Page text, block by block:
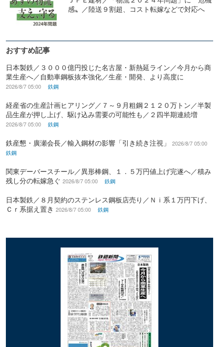
感〟／陸送９割超、コスト転嫁などで対応へ
おすすめ記事
日本製鉄／３０００億円投じた名古屋・新熱延ライン／今月から商
業生産へ／自動車鋼板抜本強化／生産・開発、より高度に
2026/8/7 05:00 鉄鋼
経産省の生産計画ヒアリング／７～９月粗鋼２１２０万トン／半製
品生産が押し上げ、駆け込み需要の可能性も／２四半期連続増
2026/8/7 05:00 鉄鋼
鉄産懇・廣瀬会長／輸入鋼材の影響「引き続き注視」
2026/8/7 05:00
鉄鋼
関東デーバースチール／異形棒鋼、１．５万円値上げ完遂へ／積み
残し分の転嫁急ぐ 2026/8/7 05:00 鉄鋼
日本製鉄／８月契約のステンレス鋼板店売り／Ｎｉ系１万円下げ、
Ｃｒ系据え置き 2026/8/7 05:00 鉄鋼